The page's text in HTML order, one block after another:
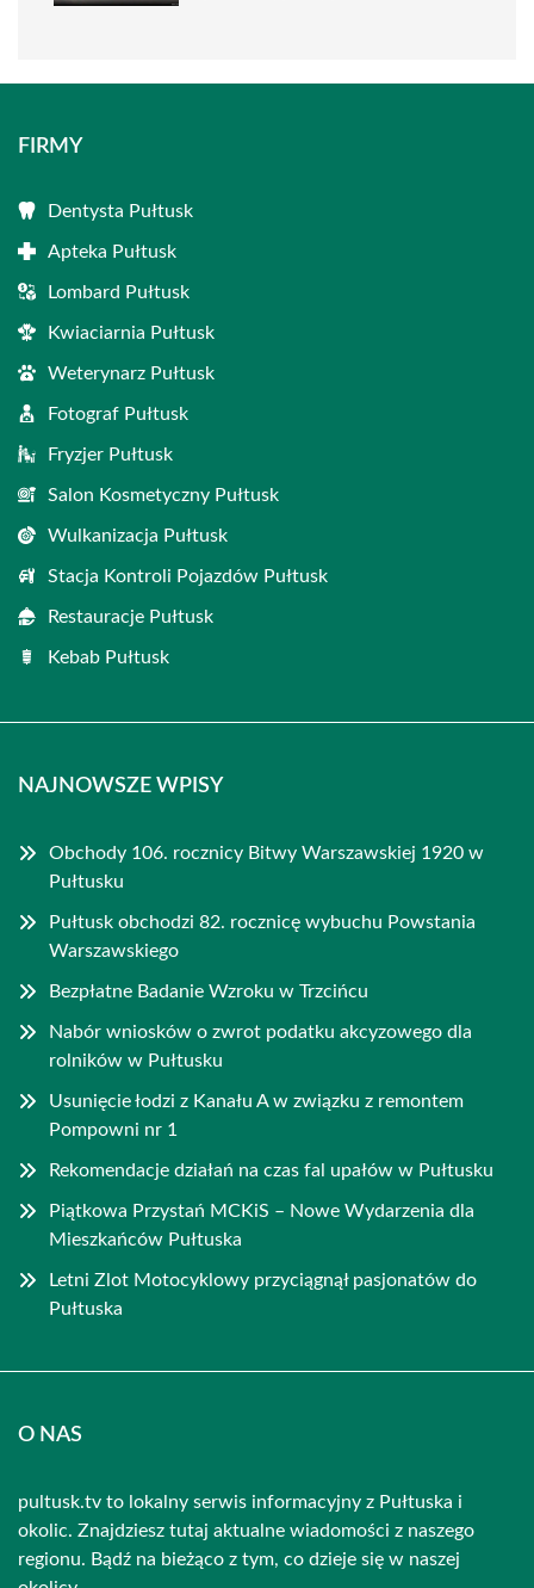
FIRMY
Dentysta Pułtusk
Apteka Pułtusk
Lombard Pułtusk
Kwiaciarnia Pułtusk
Weterynarz Pułtusk
Fotograf Pułtusk
Fryzjer Pułtusk
Salon Kosmetyczny Pułtusk
Wulkanizacja Pułtusk
Stacja Kontroli Pojazdów Pułtusk
Restauracje Pułtusk
Kebab Pułtusk
NAJNOWSZE WPISY
Obchody 106. rocznicy Bitwy Warszawskiej 1920 w
Pułtusku
Pułtusk obchodzi 82. rocznicę wybuchu Powstania
Warszawskiego
Bezpłatne Badanie Wzroku w Trzcińcu
Nabór wniosków o zwrot podatku akcyzowego dla
rolników w Pułtusku
Usunięcie łodzi z Kanału A w związku z remontem
Pompowni nr 1
Rekomendacje działań na czas fal upałów w Pułtusku
Piątkowa Przystań MCKiS – Nowe Wydarzenia dla
Mieszkańców Pułtuska
Letni Zlot Motocyklowy przyciągnął pasjonatów do
Pułtuska
O NAS
pultusk.tv to lokalny serwis informacyjny z Pułtuska i
okolic. Znajdziesz tutaj aktualne wiadomości z naszego
regionu. Bądź na bieżąco z tym, co dzieje się w naszej